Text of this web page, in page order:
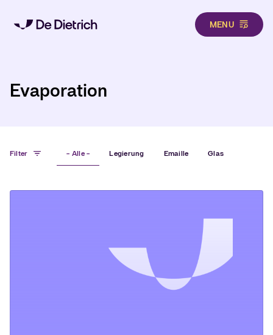
MENU
Evaporation
Filter - Alle - Legierung Emaille Glas